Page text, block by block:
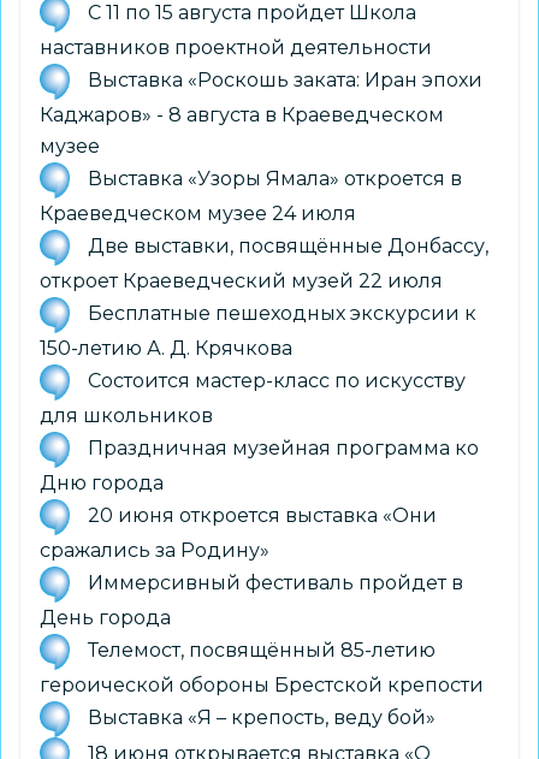
С 11 по 15 августа пройдет Школа
наставников проектной деятельности
Выставка «Роскошь заката: Иран эпохи
Каджаров» - 8 августа в Краеведческом
музее
Выставка «Узоры Ямала» откроется в
Краеведческом музее 24 июля
Две выставки, посвящённые Донбассу,
откроет Краеведческий музей 22 июля
Бесплатные пешеходных экскурсии к
150-летию А. Д. Крячкова
Состоится мастер-класс по искусству
для школьников
Праздничная музейная программа ко
Дню города
20 июня откроется выставка «Они
сражались за Родину»
Иммерсивный фестиваль пройдет в
День города
Телемост, посвящённый 85-летию
героической обороны Брестской крепости
Выставка «Я – крепость, веду бой»
18 июня открывается выставка «О